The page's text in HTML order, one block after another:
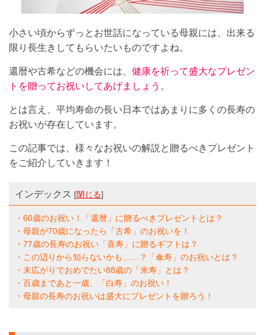
小さい頃からずっとお世話になっている母親には、出来る
限り長生きしてもらいたいものですよね。
還暦や古希などの機会には、 健康を祈って盛大なプレゼン
トを贈ってお祝いしてあげましょう。
とは言え、平均寿命の長い日本ではあまりに多くの長寿の
お祝いが存在しています。
この記事では、様々なお祝いの解説と贈るべきプレゼント
をご紹介していきます！
インデックス [閉じる]
・60歳のお祝い！「還暦」に贈るべきプレゼントとは？
・母親が70歳になったら「古希」のお祝いを！
・77歳の長寿のお祝い「喜寿」に贈るギフトは？
・この辺りから知らないかも……？「傘寿」のお祝いとは？
・末広がりでおめでたい88歳の「米寿」とは？
・百歳まであと一歳、「白寿」のお祝い！
・母親の長寿のお祝いは盛大にプレゼントを贈ろう！